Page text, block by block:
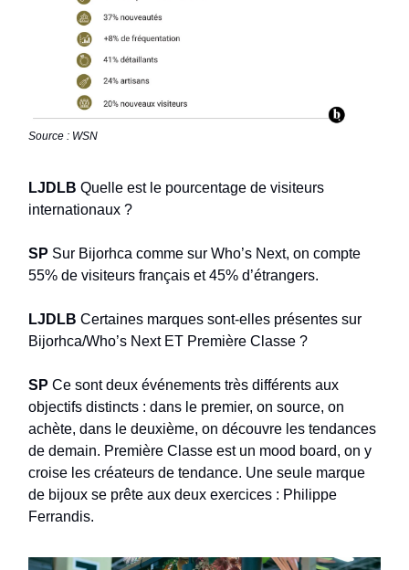
Source : WSN
LJDLB Quelle est le pourcentage de visiteurs
internationaux ?
SP Sur Bijorhca comme sur Who’s Next, on compte
55% de visiteurs français et 45% d’étrangers.
LJDLB Certaines marques sont-elles présentes sur
Bijorhca/Who’s Next ET Première Classe ?
SP Ce sont deux événements très différents aux
objectifs distincts : dans le premier, on source, on
achète, dans le deuxième, on découvre les tendances
de demain. Première Classe est un mood board, on y
croise les créateurs de tendance. Une seule marque
de bijoux se prête aux deux exercices : Philippe
Ferrandis.